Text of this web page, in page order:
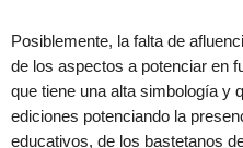
Posiblemente, la falta de
de los aspectos a potenciar en
que tiene una alta simbología y
ediciones potenciando la
educativos, de los bastetanos